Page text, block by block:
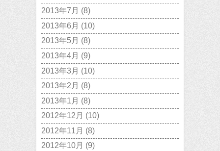
2013年7月 (8)
2013年6月 (10)
2013年5月 (8)
2013年4月 (9)
2013年3月 (10)
2013年2月 (8)
2013年1月 (8)
2012年12月 (10)
2012年11月 (8)
2012年10月 (9)